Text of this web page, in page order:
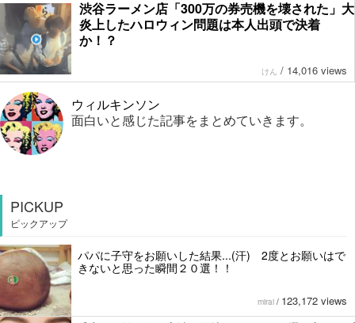
渋谷ラーメン店「300万の券売機を壊された」大
炎上したハロウィン問題は本人出頭で決着
か！？
けん / 14,016 views
ウィルキンソン
面白いと感じた記事をまとめていきます。
PICKUP
ピックアップ
パパに子守をお願いした結果...(汗) 2度とお願いはで
きないと思った瞬間２０選！！
mirai / 123,172 views